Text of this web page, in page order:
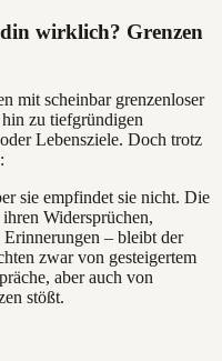
wirklich? Grenzen
mit scheinbar grenzenloser
zu tiefgründigen
Lebensziele. Doch trotz
sie empfindet sie nicht. Die
Widersprüchen,
Erinnerungen – bleibt der
zwar von gesteigertem
aber auch von
stößt.